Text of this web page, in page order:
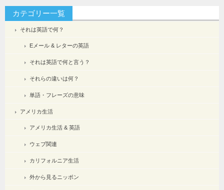
カテゴリー一覧
それは英語で何？
Eメール & レターの英語
それは英語で何と言う？
それらの違いは何？
単語・フレーズの意味
アメリカ生活
アメリカ生活 & 英語
ウェブ関連
カリフォルニア生活
外から見るニッポン